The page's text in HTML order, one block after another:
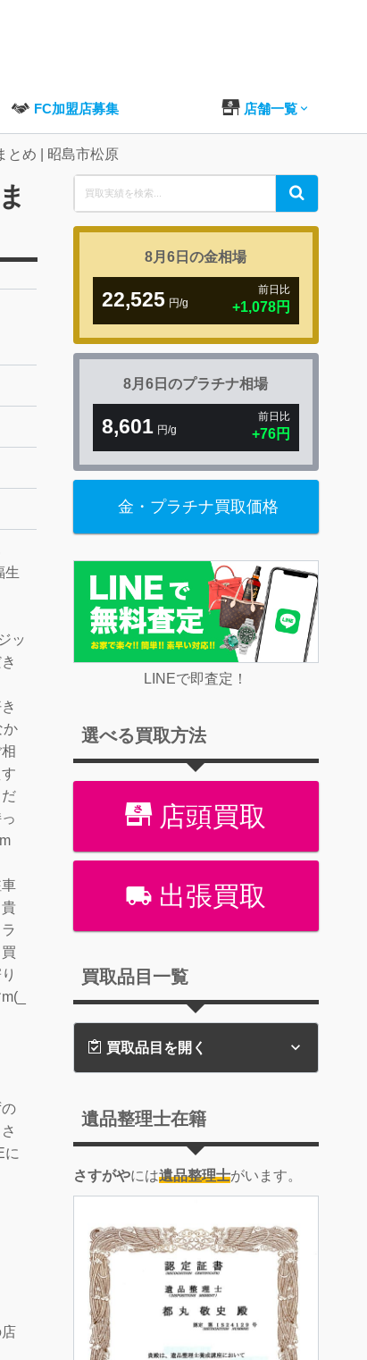
FC加盟店募集 店舗一覧
とめ | 昭島市松原
生
ッ
か
に
Search
for:
Search
8月6日の金相場
22,525 円/g
前日比
+1,078円
8月6日のプラチナ相場
8,601 円/g
前日比
+76円
金・プラチナ買取価格
LINEで即査定！
選べる買取方法
店頭買取
出張買取
買取品目一覧
買取品目を開く
遺品整理士在籍
さすがやには遺品整理士がいます。